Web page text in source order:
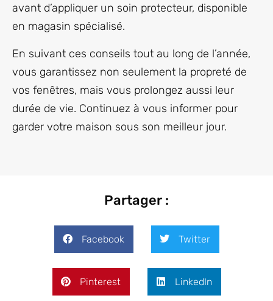
avant d’appliquer un soin protecteur, disponible
en magasin spécialisé.
En suivant ces conseils tout au long de l’année,
vous garantissez non seulement la propreté de
vos fenêtres, mais vous prolongez aussi leur
durée de vie. Continuez à vous informer pour
garder votre maison sous son meilleur jour.
Partager :
Facebook Twitter
Pinterest LinkedIn